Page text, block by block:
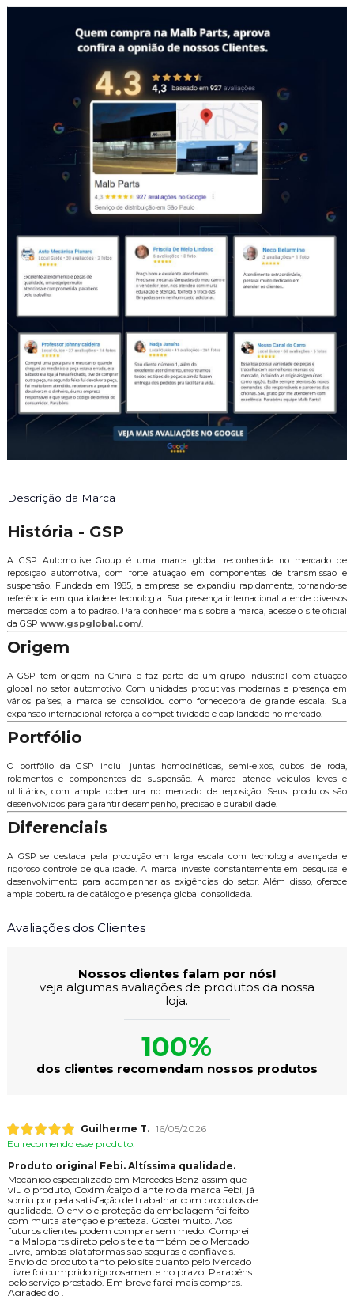
Descrição da Marca
História - GSP
A GSP Automotive Group é uma marca global reconhecida no mercado de
reposição automotiva, com forte atuação em componentes de transmissão e
suspensão. Fundada em 1985, a empresa se expandiu rapidamente, tornando-se
referência em qualidade e tecnologia. Sua presença internacional atende diversos
mercados com alto padrão. Para conhecer mais sobre a marca, acesse o site oficial
da GSP www.gspglobal.com/.
Origem
A GSP tem origem na China e faz parte de um grupo industrial com atuação
global no setor automotivo. Com unidades produtivas modernas e presença em
vários países, a marca se consolidou como fornecedora de grande escala. Sua
expansão internacional reforça a competitividade e capilaridade no mercado.
Portfólio
O portfólio da GSP inclui juntas homocinéticas, semi-eixos, cubos de roda,
rolamentos e componentes de suspensão. A marca atende veículos leves e
utilitários, com ampla cobertura no mercado de reposição. Seus produtos são
desenvolvidos para garantir desempenho, precisão e durabilidade.
Diferenciais
A GSP se destaca pela produção em larga escala com tecnologia avançada e
rigoroso controle de qualidade. A marca investe constantemente em pesquisa e
desenvolvimento para acompanhar as exigências do setor. Além disso, oferece
ampla cobertura de catálogo e presença global consolidada.
Avaliações dos Clientes
Nossos clientes falam por nós!
veja algumas avaliações de produtos da nossa
loja.
100%
dos clientes recomendam nossos produtos
Guilherme T. 16/05/2026
Eu recomendo esse produto.
Produto original Febi. Altíssima qualidade.
Mecânico especializado em Mercedes Benz assim que
viu o produto, Coxim /calço dianteiro da marca Febi, já
sorriu por pela satisfação de trabalhar com produtos de
qualidade. O envio e proteção da embalagem foi feito
com muita atenção e presteza. Gostei muito. Aos
futuros clientes podem comprar sem medo. Comprei
na Malbparts direto pelo site e também pelo Mercado
Livre, ambas plataformas são seguras e confiáveis.
Envio do produto tanto pelo site quanto pelo Mercado
Livre foi cumprido rigorosamente no prazo. Parabéns
pelo serviço prestado. Em breve farei mais compras.
Agradecido .